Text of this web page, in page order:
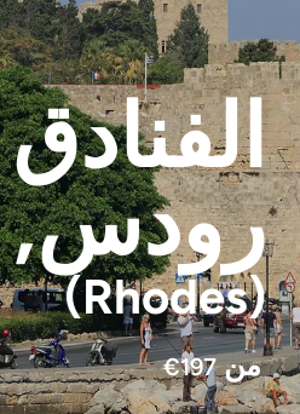
رودس,
(Rhodes)
من €197